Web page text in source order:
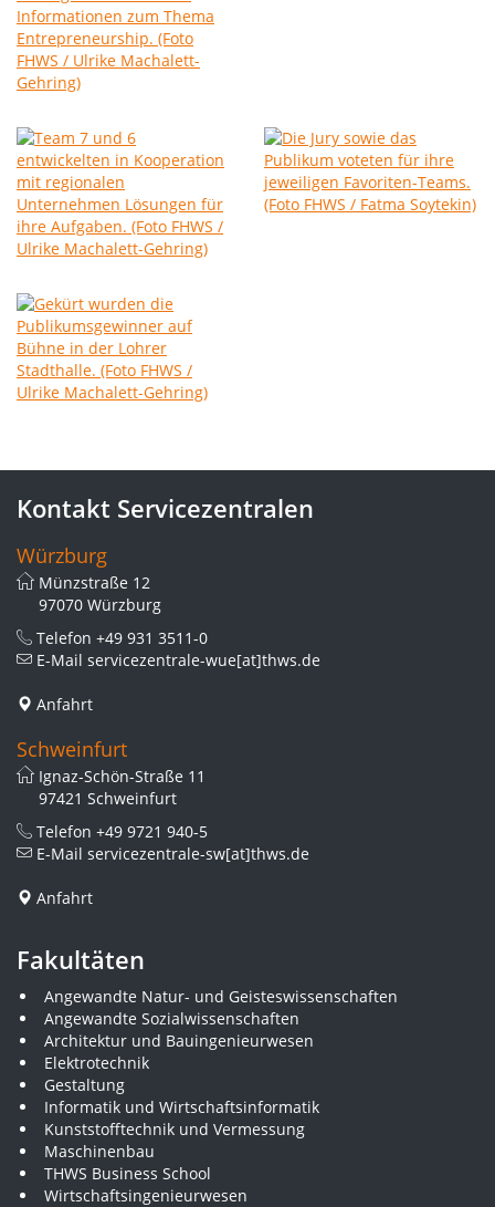
Kontakt Servicezentralen
Würzburg
Münzstraße 12
97070 Würzburg
Telefon +49 931 3511-0
E-Mail servicezentrale-wue[at]thws.de
Anfahrt
Schweinfurt
Ignaz-Schön-Straße 11
97421 Schweinfurt
Telefon +49 9721 940-5
E-Mail servicezentrale-sw[at]thws.de
Anfahrt
Fakultäten
Angewandte Natur- und Geisteswissenschaften
Angewandte Sozialwissenschaften
Architektur und Bauingenieurwesen
Elektrotechnik
Gestaltung
Informatik und Wirtschaftsinformatik
Kunststofftechnik und Vermessung
Maschinenbau
THWS Business School
Wirtschaftsingenieurwesen